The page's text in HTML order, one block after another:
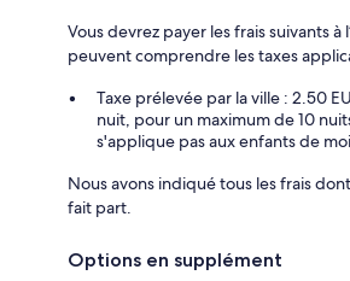
Vous devrez payer les frais suivants
peuvent comprendre les taxes
Taxe prélevée par la ville : 2.50
nuit, pour un maximum de 10
s'applique pas aux enfants de
Nous avons indiqué tous les frais
fait part.
Options en supplément